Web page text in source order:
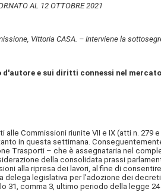
AL 12 OTTOBRE 2021
Vittoria CASA. – Interviene la
e sui diritti connessi nel
Commissioni riunite VII e IX (atti n. 279
in questa settimana.
Trasporti – che è assegnataria nel
della consolidata prassi
alla ripresa dei lavori, al fine di
legislativa per l'adozione dei
comma 3, ultimo periodo della legge